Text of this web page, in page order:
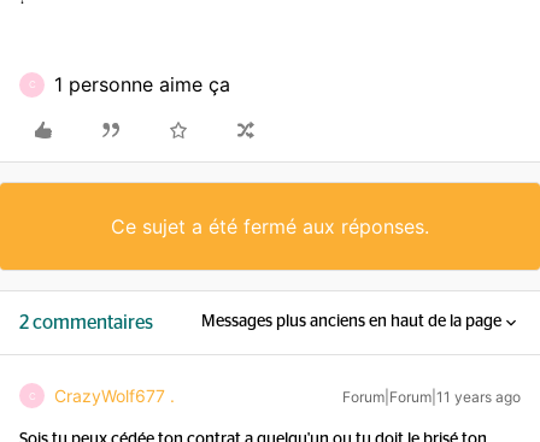
C 1 personne aime ça
Ce sujet a été fermé aux réponses.
2 commentaires Messages plus anciens en haut de la page
C CrazyWolf677 . Forum|Forum|11 years ago